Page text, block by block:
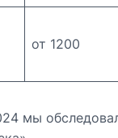
от 1200
мы